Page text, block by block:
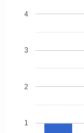
1
2
3
4